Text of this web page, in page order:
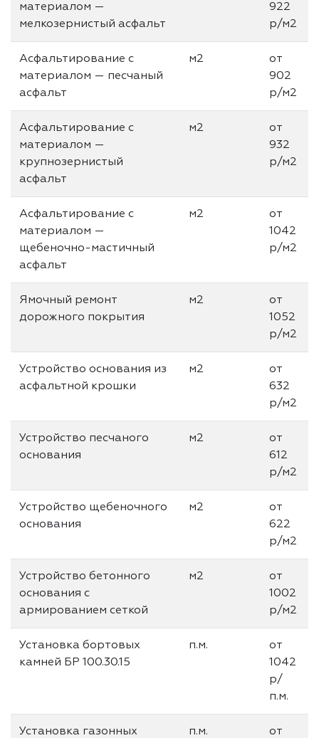
материалом —
мелкозернистый асфальт
922
р/м2
Асфальтирование с
материалом — песчаный
асфальт
м2
от
902
р/м2
Асфальтирование с
материалом —
крупнозернистый
асфальт
м2
от
932
р/м2
Асфальтирование с
материалом —
щебеночно-мастичный
асфальт
м2
от
1042
р/м2
Ямочный ремонт
дорожного покрытия
м2
от
1052
р/м2
Устройство основания из
асфальтной крошки
м2
от
632
р/м2
Устройство песчаного
основания
м2
от
612
р/м2
Устройство щебеночного
основания
м2
от
622
р/м2
Устройство бетонного
основания с
армированием сеткой
м2
от
1002
р/м2
Установка бортовых
камней БР 100.30.15
п.м.
от
1042
р/
п.м.
Установка газонных
п.м.
от